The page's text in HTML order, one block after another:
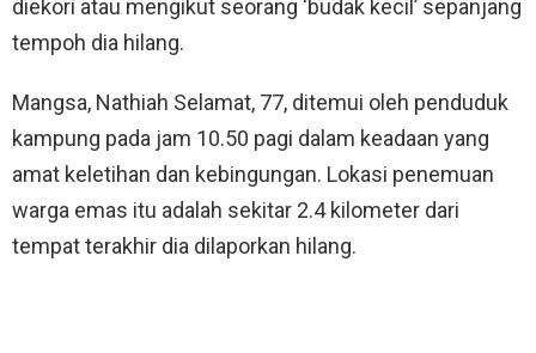
diekori atau mengikut seorang ‘budak kecil’ sepanjang
tempoh dia hilang.
Mangsa, Nathiah Selamat, 77, ditemui oleh penduduk
kampung pada jam 10.50 pagi dalam keadaan yang
amat keletihan dan kebingungan. Lokasi penemuan
warga emas itu adalah sekitar 2.4 kilometer dari
tempat terakhir dia dilaporkan hilang.